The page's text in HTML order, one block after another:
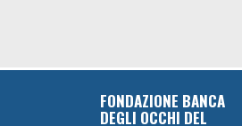
FONDAZIONE BANCA
DEGLI OCCHI DEL